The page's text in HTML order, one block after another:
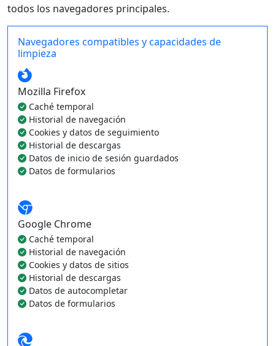
todos los navegadores principales.
Navegadores compatibles y capacidades de
limpieza
Mozilla Firefox
Caché temporal
Historial de navegación
Cookies y datos de seguimiento
Historial de descargas
Datos de inicio de sesión guardados
Datos de formularios
Google Chrome
Caché temporal
Historial de navegación
Cookies y datos de sitios
Historial de descargas
Datos de autocompletar
Datos de formularios